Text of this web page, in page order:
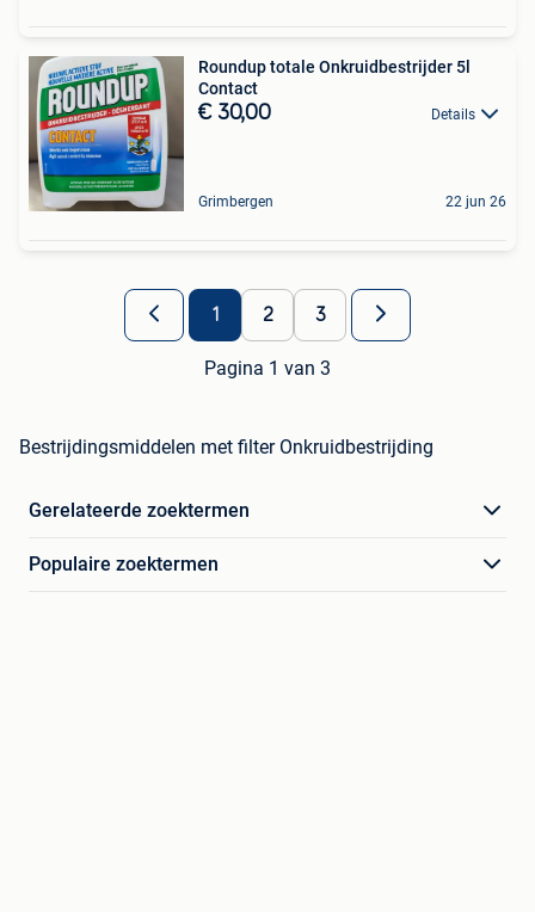
Roundup totale Onkruidbestrijder 5l
Contact
€ 30,00 Details
Grimbergen 22 jun 26
1 2 3
Pagina 1 van 3
Bestrijdingsmiddelen met filter Onkruidbestrijding
Gerelateerde zoektermen
Populaire zoektermen